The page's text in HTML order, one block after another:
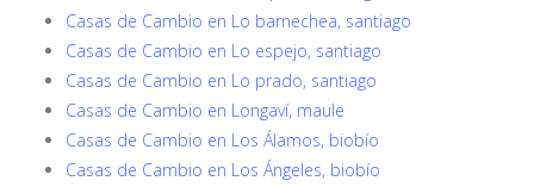
Casas de Cambio en Lo barnechea, santiago
Casas de Cambio en Lo espejo, santiago
Casas de Cambio en Lo prado, santiago
Casas de Cambio en Longaví, maule
Casas de Cambio en Los Álamos, biobío
Casas de Cambio en Los Ángeles, biobío